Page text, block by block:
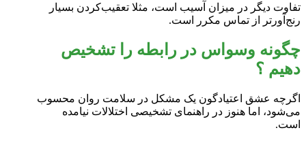
تفاوت دیگر در میزان آسیب است، مثلا تعقیب‌کردن بسیار
رنج‌آورتر از تماس مکرر است.
چگونه وسواس در رابطه را تشخیص
دهیم ؟
اگرچه عشق اعتیادگون یک مشکل در سلامت روان محسوب
می‌شود، اما هنوز در راهنمای تشخیصی اختلالات نیامده
است.